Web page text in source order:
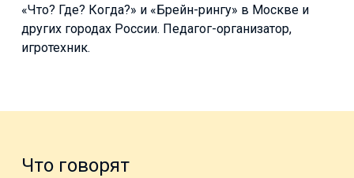
«Что? Где? Когда?» и «Брейн-рингу» в Москве и
других городах России. Педагог-организатор,
игротехник.
Что говорят